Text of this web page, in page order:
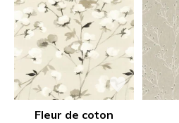
Fleur de coton